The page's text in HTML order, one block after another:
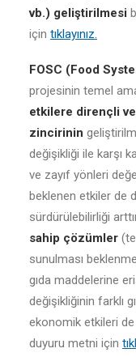
vb.) geliştirilmesi
için tıklayınız.
FOSC (Food
projesinin temel
etkilere dirençli
zincirinin
değişikliği ile karşı
ve zayıf yönleri
beklenen etkiler de
sürdürülebilirliği
sahip çözümler
sunulması
gıda maddelerine
değişikliğinin farklı
ekonomik etkileri de
duyuru metni için